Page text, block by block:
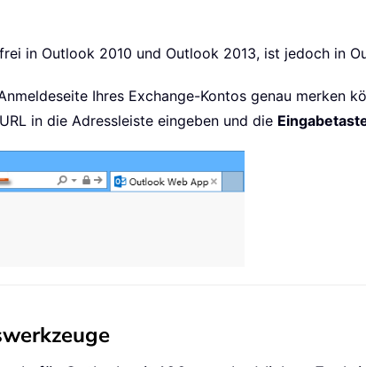
in Outlook 2010 und Outlook 2013, ist jedoch in
Ihres Exchange-Kontos genau merken
in die Adressleiste eingeben und die